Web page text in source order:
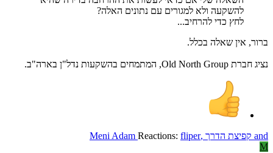
להשקעה ולא למגורים עם נתונים האלה?
לחץ כדי להרחיב...
ברור, אין שאלה בכלל.
נציג חברת Old North Group, המתמחים בהשקעות נדל"ן בארה"ב.
Reactions: fliper, קפיצת הדרך and
Meni Adam
M